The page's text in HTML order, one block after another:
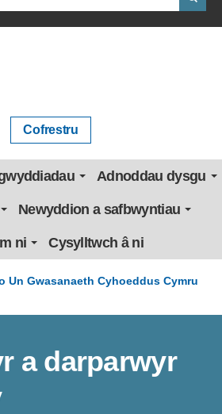
Cofrestru
Adnoddau dysgu
Newyddion a safbwyntiau
ni Cysylltwch â ni
Un Gwasanaeth Cyhoeddus Cymru
a darparwyr